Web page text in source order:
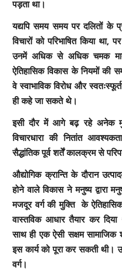
पड़ता था।
यद्यपि समय समय पर दलितों के
विचारों को परिभाषित किया था,
उनमें अधिक से अधिक चमक
ऐतिहासिक विकास के नियमों की
वे स्वाभाविक विरोध और
ही कहे जा सकते थे।
इसी दौर में आगे बढ़ रहे अनेक
विचारधारा की नितांत
सैद्धांतिक पूर्व शर्तें कालक्रम से
औद्योगिक क्रान्ति के दौरान
होने वाले विकास ने मनुष्य द्वारा
मजदूर वर्ग की मुक्ति के
वास्तविक आधार तैयार कर
साथ ही एक ऐसी सक्षम सामाजिक
इस कार्य को पूरा कर सकती थी।
वर्ग।